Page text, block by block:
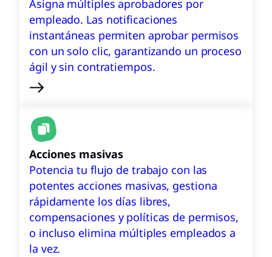
Asigna múltiples aprobadores por
empleado. Las notificaciones
instantáneas permiten aprobar permisos
con un solo clic, garantizando un proceso
ágil y sin contratiempos.
Acciones masivas
Potencia tu flujo de trabajo con las
potentes acciones masivas, gestiona
rápidamente los días libres,
compensaciones y políticas de permisos,
o incluso elimina múltiples empleados a
la vez.